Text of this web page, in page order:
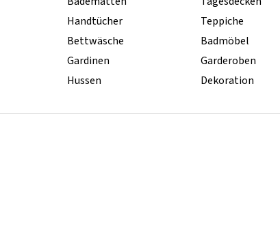
Handtücher
Bettwäsche
Gardinen
Hussen
Teppiche
Badmöbel
Garderoben
Dekoration